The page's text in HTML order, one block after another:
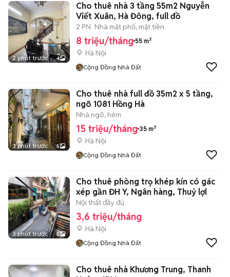
2 phút trước 4
Cho thuê nhà 3 tầng 55m2 Nguyễn
Viết Xuân, Hà Đông, full đồ
2 PN Nhà mặt phố, mặt tiền
8 triệu/tháng 55 m²
Hà Nội
Cộng Đồng Nhà Đất
3 phút trước 5
Cho thuê nhà full đồ 35m2 x 5 tầng,
ngõ 1081 Hồng Hà
Nhà ngõ, hẻm
15 triệu/tháng 35 m²
Hà Nội
Cộng Đồng Nhà Đất
3 phút trước 5
Cho thuê phòng trọ khép kín có gác
xép gần ĐH Y, Ngân hàng, Thuỷ lợi
Nội thất đầy đủ
3,6 triệu/tháng
Hà Nội
Cộng Đồng Nhà Đất
Cho thuê nhà Khương Trung, Thanh